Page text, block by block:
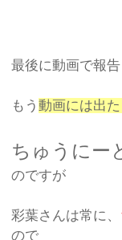
最後に動画で報
もう動画には出
ちゅうにー
のですが
彩葉さんは常に、
ので